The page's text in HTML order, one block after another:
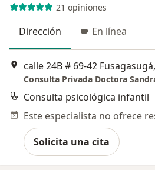
21 opiniones
Dirección En línea
calle 24B # 69-42
Consulta Privada Doctora
Consulta psicológica infantil
Solicita una cita